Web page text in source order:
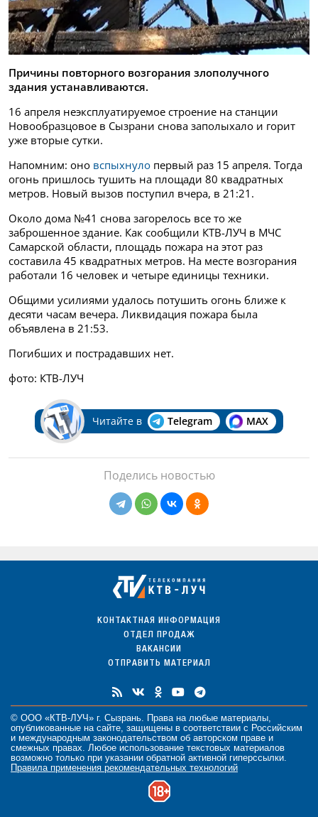
Причины повторного возгорания злополучного
здания устанавливаются.
16 апреля неэксплуатируемое строение на станции
Новообразцовое в Сызрани снова заполыхало и горит
уже вторые сутки.
Напомним: оно вспыхнуло первый раз 15 апреля. Тогда
огонь пришлось тушить на площади 80 квадратных
метров. Новый вызов поступил вчера, в 21:21.
Около дома №41 снова загорелось все то же
заброшенное здание. Как сообщили КТВ-ЛУЧ в МЧС
Самарской области, площадь пожара на этот раз
составила 45 квадратных метров. На месте возгорания
работали 16 человек и четыре единицы техники.
Общими усилиями удалось потушить огонь ближе к
десяти часам вечера. Ликвидация пожара была
объявлена в 21:53.
Погибших и пострадавших нет.
фото: КТВ-ЛУЧ
Читайте в Telegram MAX
Поделись новостью
КОНТАКТНАЯ ИНФОРМАЦИЯ
ОТДЕЛ ПРОДАЖ
ВАКАНСИИ
ОТПРАВИТЬ МАТЕРИАЛ
© ООО «КТВ-ЛУЧ» г. Сызрань. Права на любые материалы,
опубликованные на сайте, защищены в соответствии с Российским
и международным законодательством об авторском праве и
смежных правах. Любое использование текстовых материалов
возможно только при указании обратной активной гиперссылки.
Правила применения рекомендательных технологий